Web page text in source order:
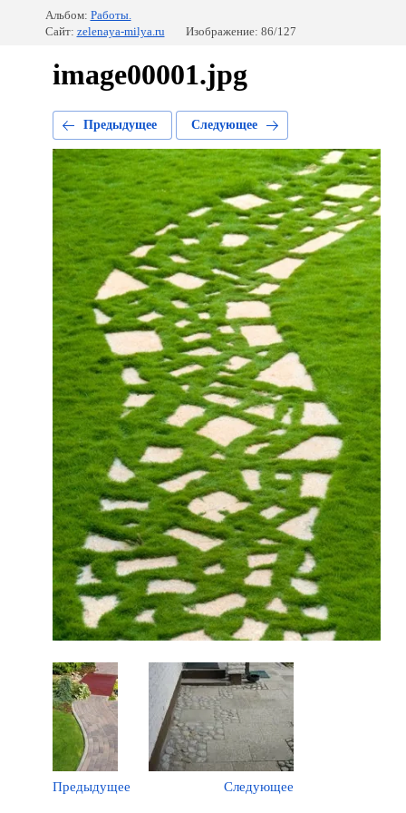
Альбом: Работы.
Сайт: zelenaya-milya.ru Изображение: 86/127
image00001.jpg
Предыдущее Следующее
Предыдущее Следующее